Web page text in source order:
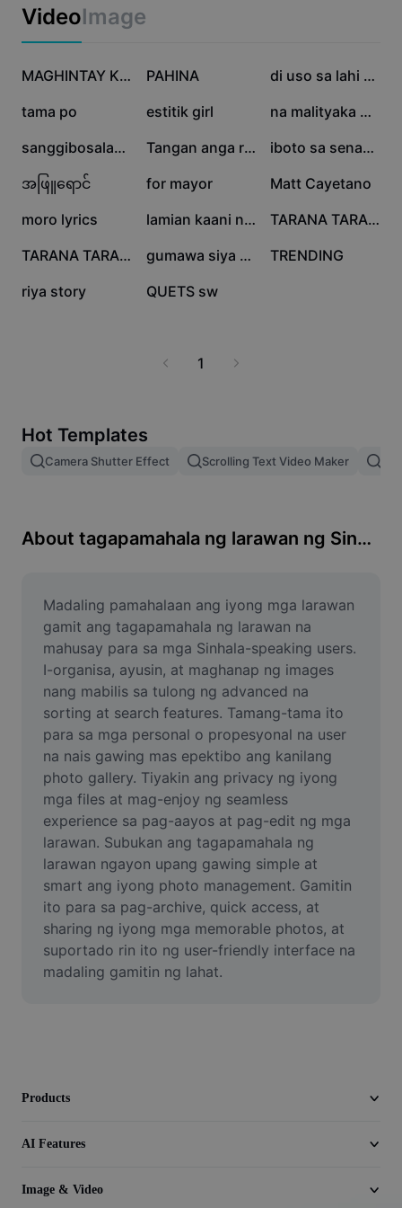
Caption templates
Image merge
Resize Image
Meme Generator
AI Text Remover
AI People Remover
AI Inpainting
Face Cutout
Video
Remove video BG
Enhance quality
Video Editor
Trim Video
Marketing
Industry templates
Recap templates
Trust Center
Help Center
About CapCut's Terms of Service
Dreamina Seedance 2.0 Launch
ng user-friendly interface na madaling gamitin ng lahat.
VideoImage
52.8K MAGHINTAY KA LAMANG 42.5K
PAHINA 8.3K di uso sa lahi namin
7.4K
tama po 6.8K
estitik girl 5.5K na malityaka bai?
3.7K sanggibosalamat 2.8K Tangan anga rakn man 1.7K iboto sa senado
1.7K
အဖြူရောင် 1.3K
for mayor 725
Matt Cayetano
358
moro lyrics 139 lamian kaani nako 132 TARANA TARANA
48 TARANA TARANA 25 gumawa siya ng resea 14
TRENDING
3
riya story 2
QUETS sw
1
Hot Templates
Camera Shutter Effect Scrolling Text Video Maker
About tagapamahala ng larawan ng Sinhala
Madaling pamahalaan ang iyong mga larawan
gamit ang tagapamahala ng larawan na
mahusay para sa mga Sinhala-speaking users.
I-organisa, ayusin, at maghanap ng images
nang mabilis sa tulong ng advanced na
sorting at search features. Tamang-tama ito
para sa mga personal o propesyonal na user
na nais gawing mas epektibo ang kanilang
photo gallery. Tiyakin ang privacy ng iyong
mga files at mag-enjoy ng seamless
experience sa pag-aayos at pag-edit ng mga
larawan. Subukan ang tagapamahala ng
larawan ngayon upang gawing simple at
smart ang iyong photo management. Gamitin
ito para sa pag-archive, quick access, at
sharing ng iyong mga memorable photos, at
suportado rin ito ng user-friendly interface na
madaling gamitin ng lahat.
Products
AI Features
Image & Video